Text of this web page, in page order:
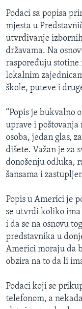
Podaci sa popisa
mjesta u
utvrđivanje
državama. Na
raspoređuju
lokalnim
škole, puteve i
“Popis je bukvalno
uprave i
osoba, jedan glas,
dišete. Važan je za
donošenju odluka,
šansama i
Popis u Americi je
se utvrdi koliko
i da se na osnovu
predstavnika u
Americi moraju da
obzira na to da li
Podaci koji se
telefonom, a